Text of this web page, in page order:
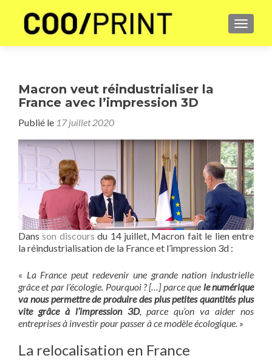
Macron veut réindustrialiser la
France avec l’impression 3D
Publié le 17 juillet 2020
Dansson discours du 14 juillet, Macron fait le lien entre
la réindustrialisation de la France et l’impression 3d :
« La France peut redevenir une grande nation industrielle
grâce et par l’écologie. Pourquoi ? […] parce que le numérique
va nous permettre de produire des plus petites quantités plus
vite grâce à l’impression 3D, parce qu’on va aider nos
entreprises à investir pour passer à ce modèle écologique. »
La relocalisation en France